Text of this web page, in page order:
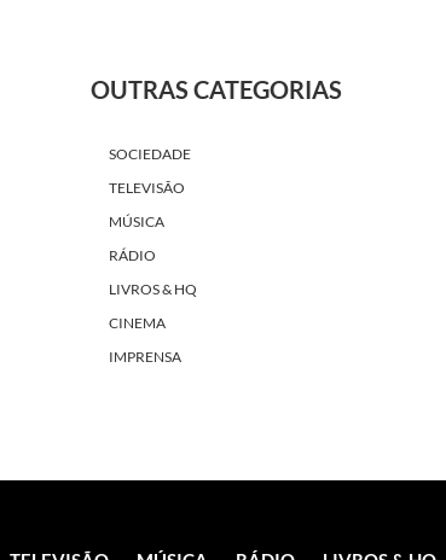
OUTRAS CATEGORIAS
SOCIEDADE
TELEVISÃO
MÚSICA
RÁDIO
LIVROS & HQ
CINEMA
IMPRENSA